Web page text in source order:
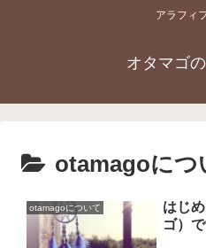
アラフィ
オタマゴ
otamagoにつ
otamagoについて
はじ
ゴ）